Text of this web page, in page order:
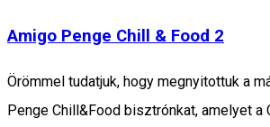
Amigo Penge Chill & Food 2
Örömmel tudatjuk, hogy megnyitottuk a
Penge Chill&Food bisztrónkat, amelyet